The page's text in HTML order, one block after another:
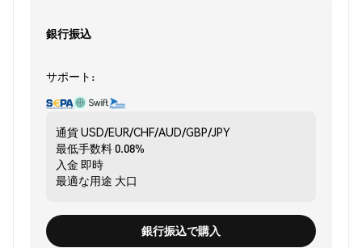
銀行振込
サポート:
通貨USD/EUR/CHF/AUD/GBP/JPY
最低手数料0.08%
入金 即時
最適な用途 大口
銀行振込で購入